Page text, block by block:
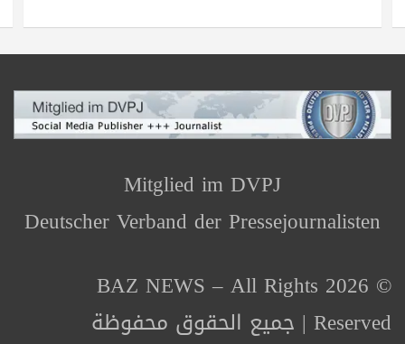
Mitglied im DVPJ
Deutscher Verband der Pressejournalisten
© 2026 BAZ NEWS – All Rights
Reserved | جميع الحقوق محفوظة